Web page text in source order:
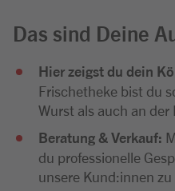
Das sind Deine
Hier zeigst du dein
Frischetheke bist du
Wurst als auch an
Beratung & Verkauf:
du professionelle
unsere Kund:innen zu